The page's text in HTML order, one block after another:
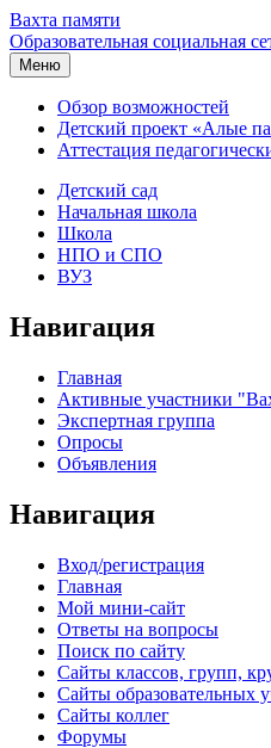
Вахта памяти
Образовательная социальная
Меню
Обзор возможностей
Детский проект «Алые
Аттестация
Детский сад
Начальная школа
Школа
НПО и СПО
ВУЗ
Навигация
Главная
Активные участники
Экспертная группа
Опросы
Объявления
Навигация
Вход/регистрация
Главная
Мой мини-сайт
Ответы на вопросы
Поиск по сайту
Сайты классов, групп,
Сайты образовательных
Сайты коллег
Форумы